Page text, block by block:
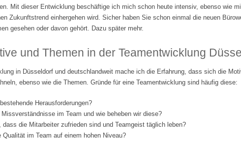
Mit dieser Entwicklung beschäftige ich mich schon heute intensiv, ebenso wie
Zukunftstrend einhergehen wird. Sicher haben Sie schon einmal die neuen
gesehen oder davon gehört. Dazu später mehr.
und Themen in der Teamentwicklung
in Düsseldorf und deutschlandweit mache ich die Erfahrung, dass sich die
ebenso wie die Themen. Gründe für eine Teamentwicklung sind häufig diese:
Herausforderungen?
im Team und wie beheben wir diese?
dass die Mitarbeiter zufrieden sind und Teamgeist täglich leben?
Qualität im Team auf einem hohen Niveau?